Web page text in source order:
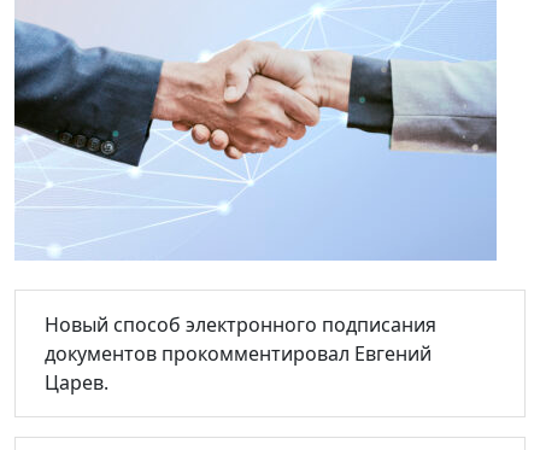
Новый способ электронного подписания
документов прокомментировал Евгений
Царев.